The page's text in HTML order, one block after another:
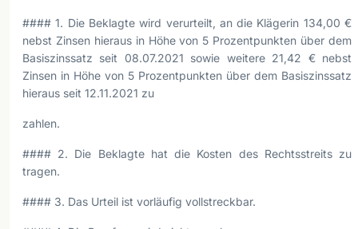
#### 1. Die Beklagte wird verurteilt, an die Klägerin 134,00 €
nebst Zinsen hieraus in Höhe von 5 Prozentpunkten über dem
Basiszinssatz seit 08.07.2021 sowie weitere 21,42 € nebst
Zinsen in Höhe von 5 Prozentpunkten über dem Basiszinssatz
hieraus seit 12.11.2021 zu
zahlen.
#### 2. Die Beklagte hat die Kosten des Rechtsstreits zu
tragen.
#### 3. Das Urteil ist vorläufig vollstreckbar.